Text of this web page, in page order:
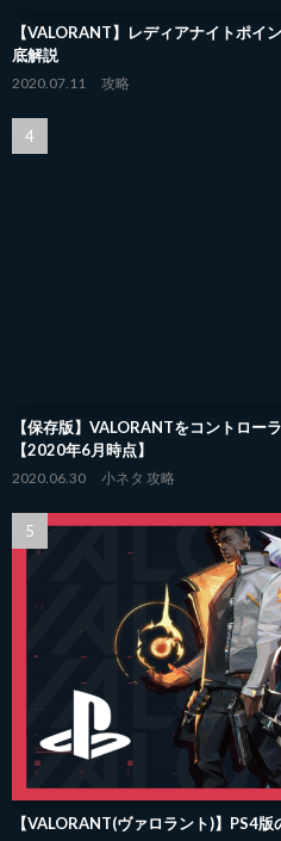
【VALORANT】レディアナイトポイ
底解説
2020.07.11 攻略
【保存版】VALORANTをコントロー
【2020年6月時点】
2020.06.30 小ネタ 攻略
【VALORANT(ヴァロラント)】PS4